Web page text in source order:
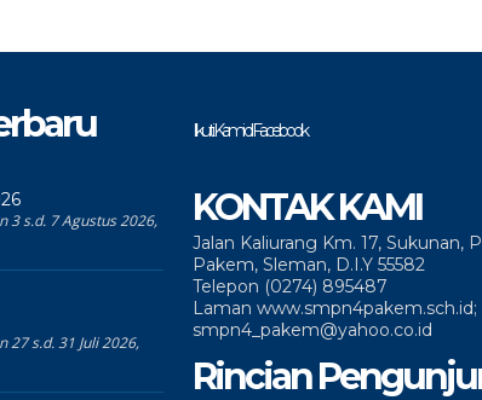
3 s.d. 7 Agustus 2026,
s.d. 31 Juli 2026,
Ikuti Kami di Facebook
KONTAK KAMI
Jalan Kaliurang Km. 17, Sukunan,
Pakem, Sleman, D.I.Y 55582
Telepon (0274) 895487
Laman www.smpn4pakem.sch.id;
smpn4_pakem@yahoo.co.id
Rincian